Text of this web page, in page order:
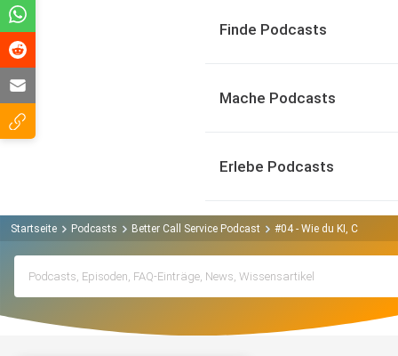
Finde Podcasts
Mache Podcasts
Erlebe Podcasts
Startseite Podcasts Better Call Service Podcast #04 - Wie du KI,